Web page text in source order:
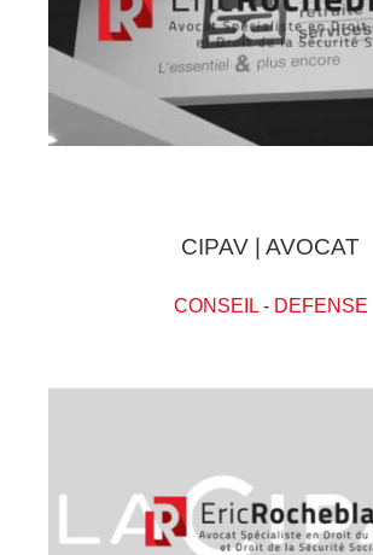
CIPAV | AVOCAT
CONSEIL- DEFENSE